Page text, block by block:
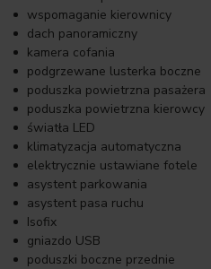
wspomaganie kierownicy
dach panoramiczny
kamera cofania
podgrzewane lusterka boczne
poduszka powietrzna pasażera
poduszka powietrzna kierowcy
światła LED
klimatyzacja automatyczna
elektrycznie ustawiane fotele
asystent parkowania
asystent pasa ruchu
Isofix
gniazdo USB
poduszki boczne przednie